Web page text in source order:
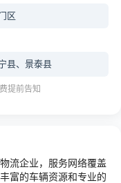
区
县、景泰县
提前告知
流企业，服务网络覆盖
富的车辆资源和专业的